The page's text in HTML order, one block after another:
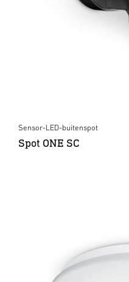
Sensor-LED-buitenspot
Spot ONE SC